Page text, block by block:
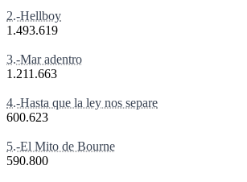
2.-Hellboy
1.493.619
3.-Mar adentro
1.211.663
4.-Hasta que la ley nos separe
600.623
5.-El Mito de Bourne
590.800